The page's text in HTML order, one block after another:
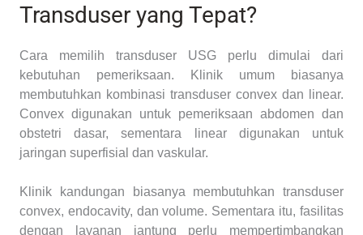
Transduser yang Tepat?
Cara memilih transduser USG perlu dimulai dari
kebutuhan pemeriksaan. Klinik umum biasanya
membutuhkan kombinasi transduser convex dan linear.
Convex digunakan untuk pemeriksaan abdomen dan
obstetri dasar, sementara linear digunakan untuk
jaringan superfisial dan vaskular.
Klinik kandungan biasanya membutuhkan transduser
convex, endocavity, dan volume. Sementara itu, fasilitas
dengan layanan jantung perlu mempertimbangkan